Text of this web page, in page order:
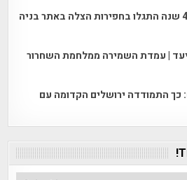
פתילות קדומות בנות 4,000 שנה התגלו בחפירות הצלה באתר בניה
| עמדת השמירה ממלחמת השחרור
כך התמודדה ירושלים הקדומה עם